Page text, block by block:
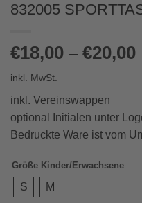
832005
€18,00 – €20,00
inkl. MwSt.
inkl. Vereinswappen
optional Initialen unter
Bedruckte Ware ist vom
Größe Kinder/Erwachsene
S M